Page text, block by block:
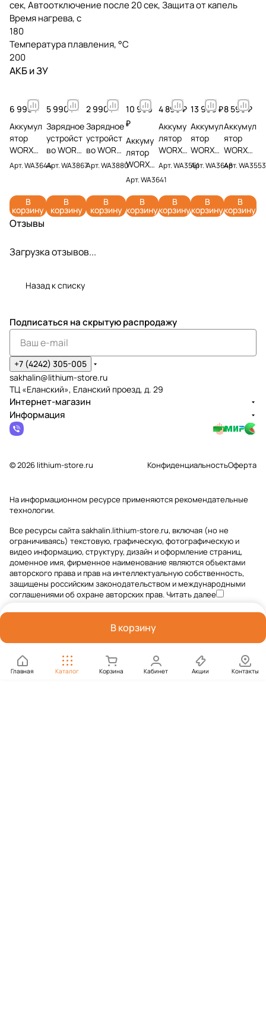
сек, Автоотключение после 20 сек, Защита от капель
Время нагрева, с
180
Температура плавления, °С
200
АКБ и ЗУ
6 990 ₽
Аккумул
ятор
WORX
WA3644
PRO 20V
Арт.WA3644
В
корзину
5 990 ₽
Зарядное
устройст
во WORX
WA3867
20V 6А
Арт.WA3867
В
корзину
2 990 ₽
Зарядное
устройст
во WORX
WA3880
20V 2А
Арт.WA3880
В
корзину
10 990
₽
Аккуму
лятор
WORX
WA3641
20V 6Ач
Арт.WA3641
В
корзину
4 890 ₽
Аккуму
лятор
WORX
WA3551
20V 2Ач
Арт.WA3551
В
корзину
13 990 ₽
Аккумул
ятор
WORX
WA3648
20V 8Ач
Арт.WA3648
В
корзину
8 590 ₽
Аккумул
ятор
WORX
WA3553
20V 4Ач
Арт.WA3553
В
корзину
Отзывы
Загрузка отзывов...
Назад к списку
В корзину
Главная Каталог Корзина Кабинет Акции Контакты
Подписаться на скрытую распродажу
+7 (4242) 305-005
sakhalin@lithium-store.ru
ТЦ «Еланский», Еланский проезд, д. 29
Интернет-магазин
Информация
© 2026 lithium-store.ru КонфиденциальностьОферта
На информационном ресурсе применяютсярекомендательные
технологии.
Все ресурсы сайта sakhalin.lithium-store.ru, включая (но не
ограничиваясь) текстовую, графическую, фотографическую и
видео информацию, структуру, дизайн и оформление страниц,
доменное имя, фирменное наименование являются объектами
авторского права и прав на интеллектуальную собственность,
защищены российским законодательством и международными
соглашениями об охране авторских прав.Читать далее